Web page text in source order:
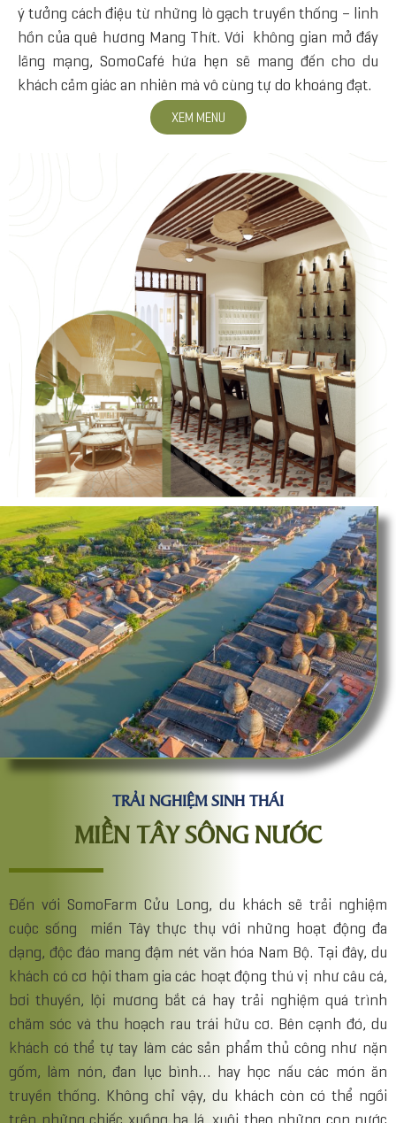
ý tưởng cách điệu từ những lò gạch truyền thống – linh
hồn của quê hương Mang Thít. Với không gian mở đầy
lãng mạng, SomoCafé hứa hẹn sẽ mang đến cho du
khách cảm giác an nhiên mà vô cùng tự do khoáng đạt.
XEM MENU
TRẢI NGHIỆM SINH THÁI
MIỀN TÂY SÔNG NƯỚC
Đến với SomoFarm Cửu Long, du khách sẽ trải nghiệm
cuộc sống miền Tây thực thụ với những hoạt động đa
dạng, độc đáo mang đậm nét văn hóa Nam Bộ. Tại đây, du
khách có cơ hội tham gia các hoạt động thú vị như câu cá,
bơi thuyền, lội mương bắt cá hay trải nghiệm quá trình
chăm sóc và thu hoạch rau trái hữu cơ. Bên cạnh đó, du
khách có thể tự tay làm các sản phẩm thủ công như nặn
gốm, làm nón, đan lục bình… hay học nấu các món ăn
truyền thống. Không chỉ vậy, du khách còn có thể ngồi
trên những chiếc xuồng ba lá, xuôi theo những con nước